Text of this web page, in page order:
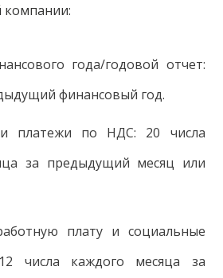
компании:
года/годовой отчет:
финансовый год.
платежи по НДС: 20 числа
за предыдущий месяц или
плату и социальные
числа каждого месяца за